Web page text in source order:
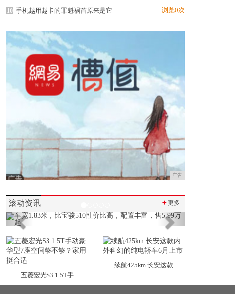
10 手机越用越卡的罪魁祸首原来是它 浏览0次
广告
滚动资讯 ＋更多
Previous Next
五菱宏光S3 1.5T手
续航425km 长安这款